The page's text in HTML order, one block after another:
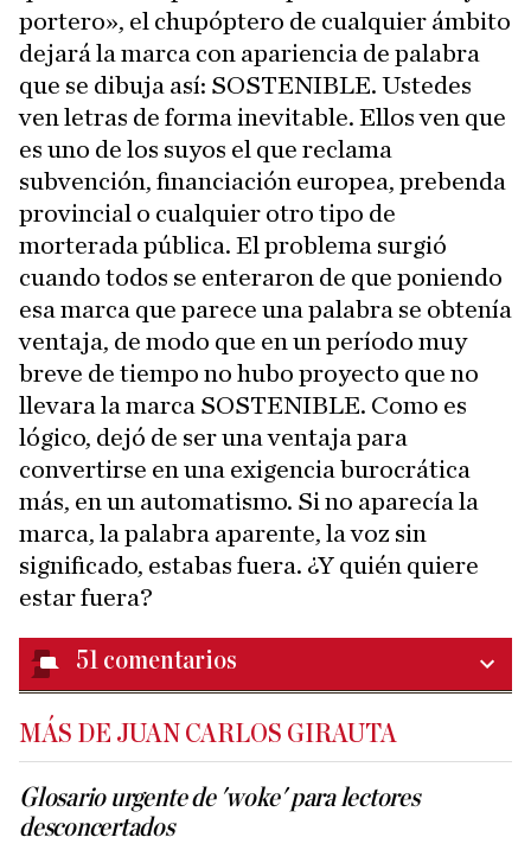
portero», el chupóptero de cualquier ámbito
dejará la marca con apariencia de palabra
que se dibuja así: SOSTENIBLE. Ustedes
ven letras de forma inevitable. Ellos ven que
es uno de los suyos el que reclama
subvención, financiación europea, prebenda
provincial o cualquier otro tipo de
morterada pública. El problema surgió
cuando todos se enteraron de que poniendo
esa marca que parece una palabra se obtenía
ventaja, de modo que en un período muy
breve de tiempo no hubo proyecto que no
llevara la marca SOSTENIBLE. Como es
lógico, dejó de ser una ventaja para
convertirse en una exigencia burocrática
más, en un automatismo. Si no aparecía la
marca, la palabra aparente, la voz sin
significado, estabas fuera. ¿Y quién quiere
estar fuera?
51 comentarios
MÁS DE JUAN CARLOS GIRAUTA
Glosario urgente de 'woke' para lectores
desconcertados